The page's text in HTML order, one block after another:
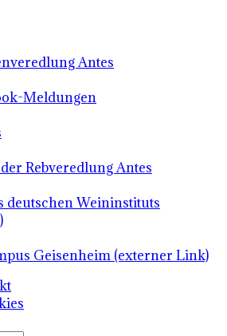
Antes
Meldungen
Rebveredlung Antes
deutschen Weininstituts
Geisenheim (externer Link)